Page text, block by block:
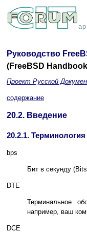
Руководство
(FreeBSD
Проект Русской
содержание
20.2. Введение
20.2.1. Терминология
bps
Бит в секунду
DTE
Терминальное
например, ваш
DCE